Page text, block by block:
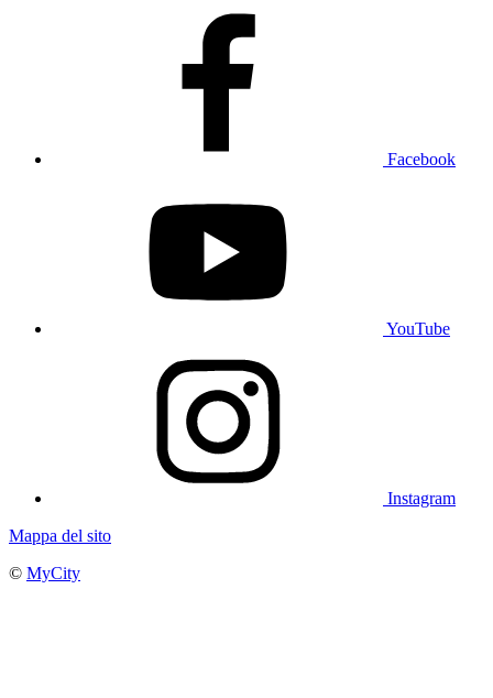
Facebook
YouTube
Instagram
Mappa del sito
© MyCity